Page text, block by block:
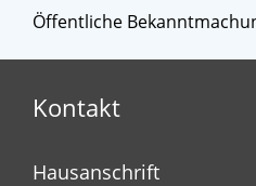
Öffentliche
Kontakt
Hausanschrift